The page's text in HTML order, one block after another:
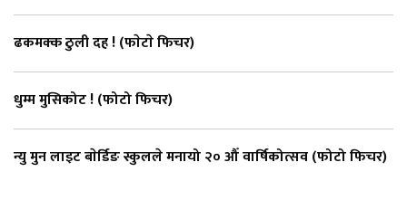
ढकमक्क ठुली दह ! (फाेटाे फिचर)
धुम्म मुसिकोट ! (फोटो फिचर)
न्यु मुन लाइट बाेर्डिङ स्कुलले मनायो २० औँ वार्षिकोत्सव (फोटो फिचर)